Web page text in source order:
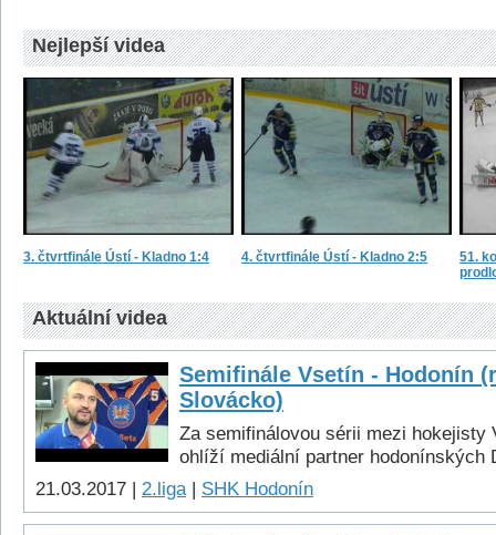
Nejlepší videa
3. čtvrtfinále Ústí - Kladno 1:4 4. čtvrtfinále Ústí - Kladno 2:5
51.
Aktuální videa
Semifinále Vsetín - Hodonín
Slovácko)
Za semifinálovou sérii mezi hokejisty
ohlíží mediální partner hodonínských
21.03.2017 | 2.liga| SHK Hodonín